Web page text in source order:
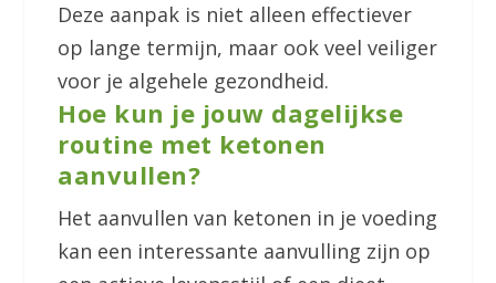
Deze aanpak is niet alleen effectiever
op lange termijn, maar ook veel veiliger
voor je algehele gezondheid.
Hoe kun je jouw dagelijkse
routine met ketonen
aanvullen?
Het aanvullen van ketonen in je voeding
kan een interessante aanvulling zijn op